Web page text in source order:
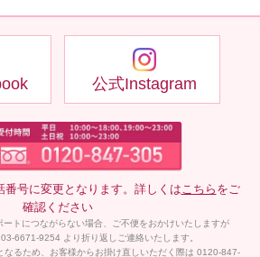
公式Instagram
番号に変更となります。詳しくは こちら をご
確認ください
トにつながらない場合、ご不便をおかけいたしますが
6671-9254 より折り返しご連絡いたします。
なるため、お客様からお掛け直しいただく際は 0120-847-